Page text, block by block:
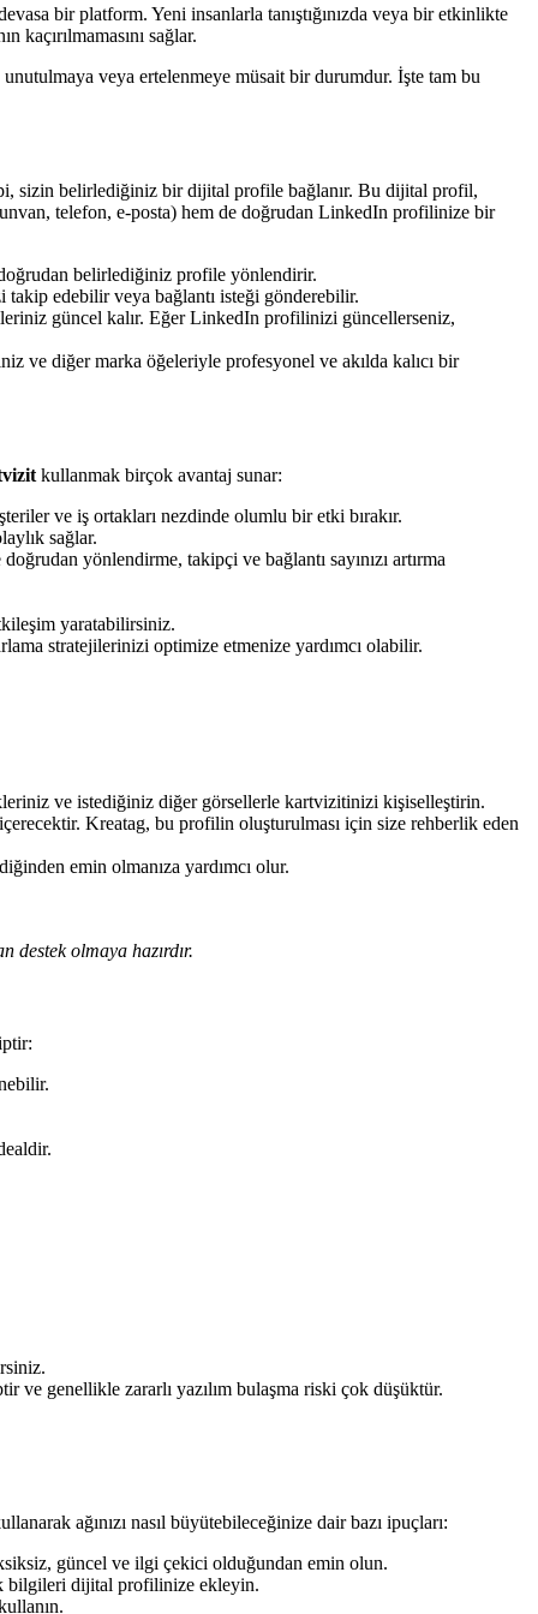
bir platform. Yeni insanlarla tanıştığınızda veya bir etkinlikte
kaçırılmamasını sağlar.
veya ertelenmeye müsait bir durumdur. İşte tam bu
sizin belirlediğiniz bir dijital profile bağlanır. Bu dijital profil,
telefon, e-posta) hem de doğrudan LinkedIn profilinize bir
belirlediğiniz profile yönlendirir.
edebilir veya bağlantı isteği gönderebilir.
güncel kalır. Eğer LinkedIn profilinizi güncellerseniz,
ve diğer marka öğeleriyle profesyonel ve akılda kalıcı bir
kullanmak birçok avantaj sunar:
ve iş ortakları nezdinde olumlu bir etki bırakır.
sağlar.
yönlendirme, takipçi ve bağlantı sayınızı artırma
yaratabilirsiniz.
stratejilerinizi optimize etmenize yardımcı olabilir.
ve istediğiniz diğer görsellerle kartvizitinizi kişiselleştirin.
Kreatag, bu profilin oluşturulması için size rehberlik eden
emin olmanıza yardımcı olur.
destek olmaya hazırdır.
genellikle zararlı yazılım bulaşma riski çok düşüktür.
ağınızı nasıl büyütebileceğinize dair bazı ipuçları:
güncel ve ilgi çekici olduğundan emin olun.
bilgileri dijital profilinize ekleyin.